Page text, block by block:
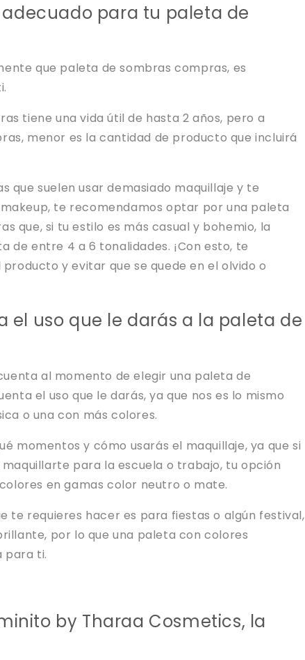
para tu paleta de
que paleta de sombras compras, es
tiene una vida útil de hasta 2 años, pero a
menor es la cantidad de producto que incluirá
que suelen usar demasiado maquillaje y te
te recomendamos optar por una paleta
que, si tu estilo es más casual y bohemio, la
de entre 4 a 6 tonalidades. ¡Con esto, te
y evitar que se quede en el olvido o
el uso que le darás a la paleta de
al momento de elegir una paleta de
el uso que le darás, ya que nos es lo mismo
o una con más colores.
momentos y cómo usarás el maquillaje, ya que si
para la escuela o trabajo, tu opción
en gamas color neutro o mate.
te requieres hacer es para fiestas o algún festival,
por lo que una paleta con colores
para ti.
by Tharaa Cosmetics, la